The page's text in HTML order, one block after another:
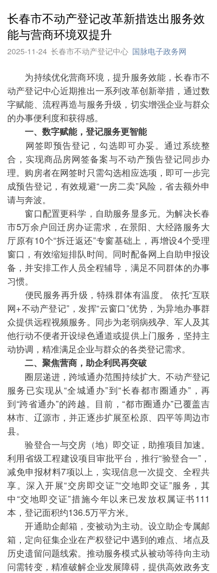
长春市不动产登记改革新措迭出服务效
能与营商环境双提升
2025-11-24 长春市不动产登记中心 国脉电子政务网
为持续优化营商环境，提升服务效能，长春市不
动产登记中心近期推出一系列改革创新举措，通过数
字赋能、流程再造与服务升级，切实增强企业与群众
的办事便利度和获得感。
一、数字赋能，登记服务更智能
网签即预告登记，勾选即可办妥。通过系统整
合，实现商品房网签备案与不动产预告登记同步办
理。购房者在网签时只需勾选相应选项，即可一步完
成预告登记，有效规避“一房二卖”风险，省去额外申
请与奔波。
窗口配置更科学，自助服务显多元。为解决长春
市5万余户回迁房办证需求，在景阳、大经路服务大
厅原有10个“拆迁返还”专窗基础上，再增设4个受理
窗口，有效缩短排队时间。同时配备网上自助申报设
备，并安排工作人员全程辅导，满足不同群体的办事
习惯。
便民服务再升级，特殊群体有温度。 依托“互联
网+不动产登记”，发挥“云窗口”优势，为异地办事群
众提供远程视频服务。同步为老弱病残孕、军人及其
他行动不便者开设绿色通道或提供上门服务，坚持主
动协调，精准满足企业与群众的各类登记需求。
二、聚焦营商，助企利民再突破
圈层递进，跨域通办范围持续扩大。不动产登记
服务已实现从“全城通办”到“长春都市圈通办”，再
到“跨省通办”的跨越。目前，“都市圈通办”已覆盖吉
林市、辽源市，并正逐步扩展至松原、四平等周边市
县。
验登合一与交房（地）即交证，助推项目加速。
利用省级工程建设项目审批平台，推行“验登合一”，
减免申报材料7项以上，实现信息一次提交、全程共
享。深入开展“交房即交证”“交地即交证”服务，其
中“交地即交证”措施今年以来已发放权属证书111
本，登记面积约136.5万平方米。
开通助企邮箱，变被动为主动。设立助企专属邮
箱，定向征集企业在产权登记中遇到的难点、堵点及
历史遗留问题线索。推动服务模式从被动等待向主动
问需转变，精准破解企业发展障碍，提供高效政务支